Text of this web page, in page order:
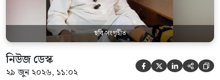
ছবি সংগৃহীত
নিউজ ডেস্ক
২৯ জুন ২০২৬, ১১:০২     